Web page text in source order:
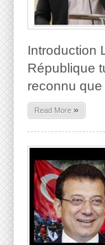
Introduction
République
reconnu que
Read More »